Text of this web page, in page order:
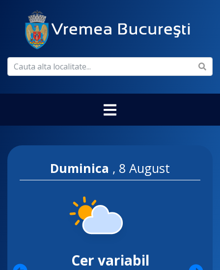
Duminica , 8 August
Cer variabil